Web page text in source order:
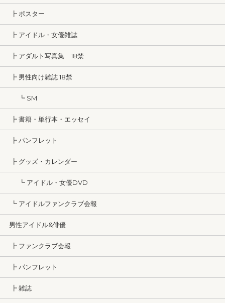
┣ ポスター
┣ アイドル・女優雑誌
┣ アダルト写真集 18禁
┣ 男性向け雑誌 18禁
┗ SM
┣ 書籍・単行本・エッセイ
┣ パンフレット
┣ グッズ・カレンダー
┗ アイドル・女優DVD
┗ アイドルファンクラブ会報
男性アイドル&俳優
┣ ファンクラブ会報
┣ パンフレット
┣ 雑誌